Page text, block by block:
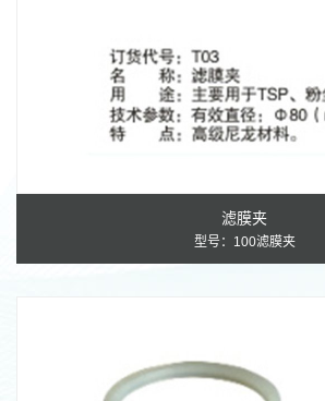
VOC/SVOC采样器
滤膜夹
型号：100滤膜夹